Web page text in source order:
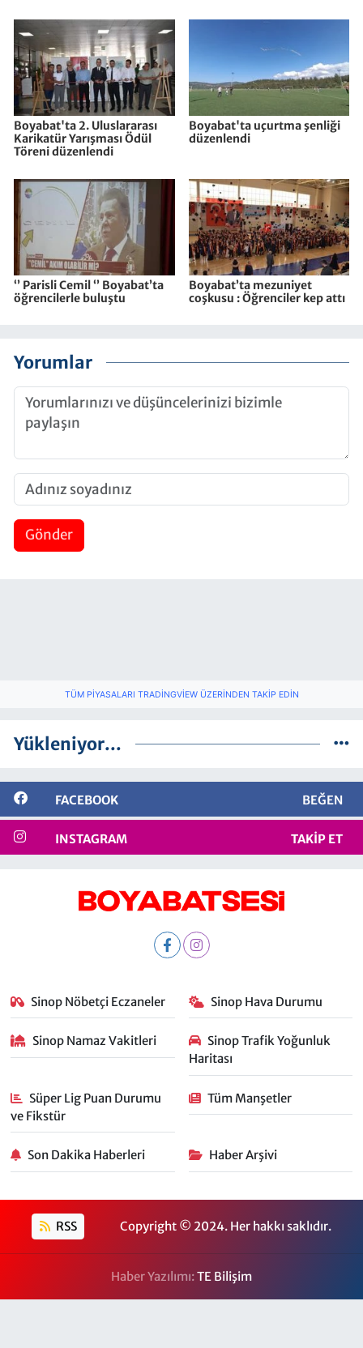
Boyabat'ta 2. Uluslararası
Karikatür Yarışması Ödül
Töreni düzenlendi
Boyabat'ta uçurtma şenliği
düzenlendi
‘’ Parisli Cemil ‘’ Boyabat’ta
öğrencilerle buluştu
Boyabat’ta mezuniyet
coşkusu : Öğrenciler kep attı
Yorumlar
Gönder
TÜM PIYASALARI TRADINGVIEW ÜZERINDEN TAKIP EDIN
Yükleniyor...
FACEBOOK BEĞEN
INSTAGRAM TAKIP ET
Sinop Nöbetçi Eczaneler Sinop Hava Durumu
Sinop Namaz Vakitleri
Sinop Trafik Yoğunluk
Haritası
Süper Lig Puan Durumu
ve Fikstür
Tüm Manşetler
Son Dakika Haberleri Haber Arşivi
RSS Copyright © 2024. Her hakkı saklıdır.
Haber Yazılımı:TE Bilişim